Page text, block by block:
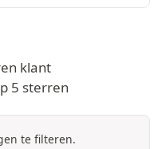
klant
5 sterren
te filteren.